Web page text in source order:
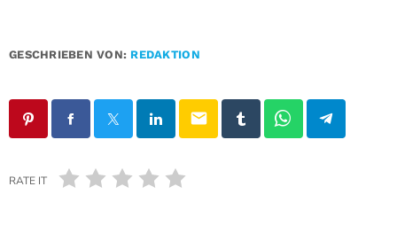
GESCHRIEBEN VON: REDAKTION
email
RATE IT